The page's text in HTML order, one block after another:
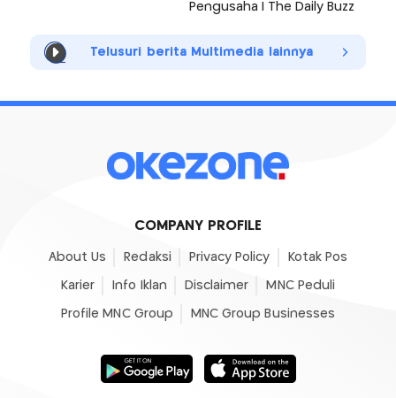
Pengusaha | The Daily Buzz
Telusuri berita Multimedia lainnya
COMPANY PROFILE
About Us Redaksi Privacy Policy Kotak Pos
Karier Info Iklan Disclaimer MNC Peduli
Profile MNC Group MNC Group Businesses